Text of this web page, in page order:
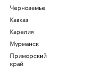
Черноземье
Кавказ
Карелия
Мурманск
Приморский
край